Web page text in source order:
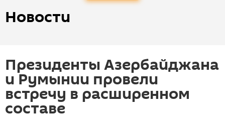
Новости
Президенты Азербайджана
и Румынии провели
встречу в расширенном
составе